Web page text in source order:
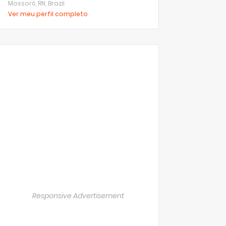
Mossoró, RN, Brazil
Ver meu perfil completo
Responsive Advertisement